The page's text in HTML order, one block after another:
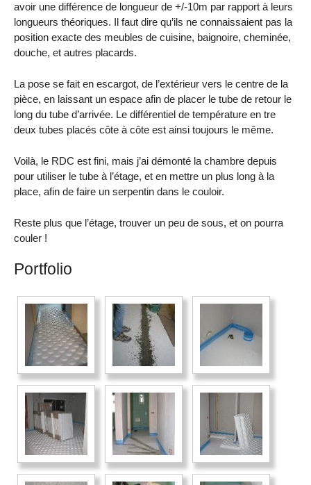
avoir une différence de longueur de +/-10m par rapport à leurs
longueurs théoriques. Il faut dire qu’ils ne connaissaient pas la
position exacte des meubles de cuisine, baignoire, cheminée,
douche, et autres placards.
La pose se fait en escargot, de l’extérieur vers le centre de la
pièce, en laissant un espace afin de placer le tube de retour le
long du tube d’arrivée. Le différentiel de température en tre
deux tubes placés côte à côte est ainsi toujours le même.
Voilà, le RDC est fini, mais j’ai démonté la chambre depuis
pour utiliser le tube à l’étage, et en mettre un plus long à la
place, afin de faire un serpentin dans le couloir.
Reste plus que l’étage, trouver un peu de sous, et on pourra
couler !
Portfolio